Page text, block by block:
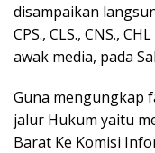
disampaikan
CPS., CLS., CNS.,
awak media, pada
Guna mengungkap
jalur Hukum yaitu
Barat Ke Komisi